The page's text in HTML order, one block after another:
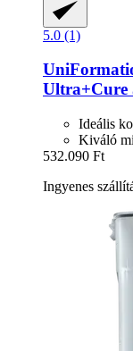
5.0 (1)
Ultra+Cure
Ideális
Kiváló
532.090 Ft
Ingyenes